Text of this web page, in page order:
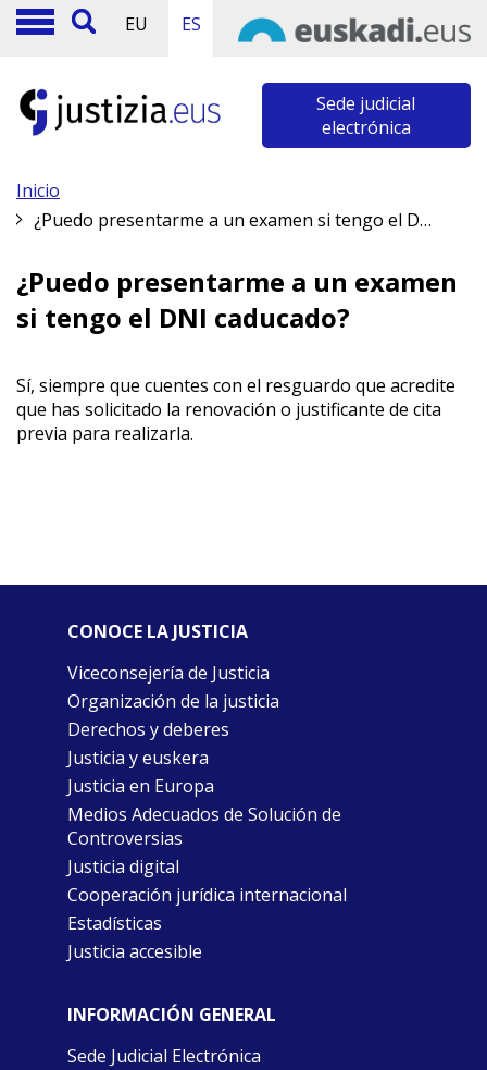
EU ES
Sede judicial
electrónica
Inicio
¿Puedo presentarme a un examen si tengo el DNI caducado?
¿Puedo presentarme a un examen
si tengo el DNI caducado?
Sí, siempre que cuentes con el resguardo que acredite
que has solicitado la renovación o justificante de cita
previa para realizarla.
CONOCE LA JUSTICIA
Viceconsejería de Justicia
Organización de la justicia
Derechos y deberes
Justicia y euskera
Justicia en Europa
Medios Adecuados de Solución de
Controversias
Justicia digital
Cooperación jurídica internacional
Estadísticas
Justicia accesible
INFORMACIÓN GENERAL
Sede Judicial Electrónica